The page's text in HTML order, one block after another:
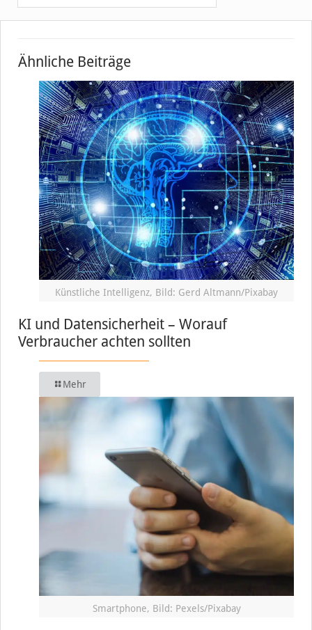
Ähnliche Beiträge
Künstliche Intelligenz, Bild: Gerd Altmann/Pixabay
KI und Datensicherheit – Worauf
Verbraucher achten sollten
Mehr
Smartphone, Bild: Pexels/Pixabay